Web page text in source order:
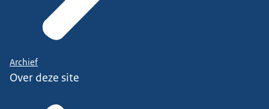
Archief
Over deze site